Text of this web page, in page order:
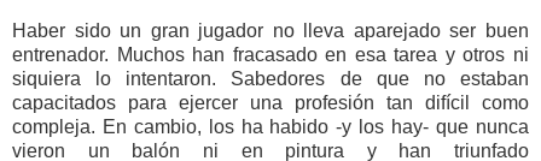
Haber sido un gran jugador no lleva aparejado ser buen
entrenador. Muchos han fracasado en esa tarea y otros ni
siquiera lo intentaron. Sabedores de que no estaban
capacitados para ejercer una profesión tan difícil como
compleja. En cambio, los ha habido -y los hay- que nunca
vieron un balón ni en pintura y han triunfado